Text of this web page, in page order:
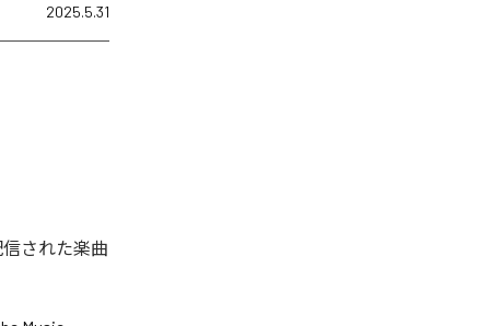
2025.5.31
信された楽曲